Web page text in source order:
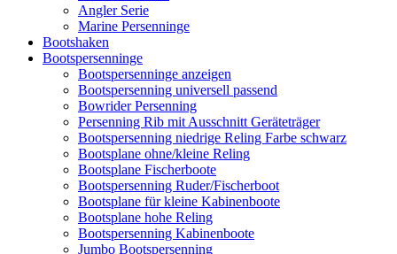
Angler Serie
Marine Persenninge
Bootshaken
Bootspersenninge
Bootspersenninge anzeigen
Bootspersenning universell passend
Bowrider Persenning
Persenning Rib mit Ausschnitt Geräteträger
Bootspersenning niedrige Reling Farbe schwarz
Bootsplane ohne/kleine Reling
Bootsplane Fischerboote
Bootspersenning Ruder/Fischerboot
Bootsplane für kleine Kabinenboote
Bootsplane hohe Reling
Bootspersenning Kabinenboote
Jumbo Bootspersenning